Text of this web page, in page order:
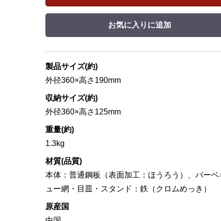
お気に入りに追加
製品サイズ(約)
外径360×高さ190mm
収納サイズ(約)
外径360×高さ125mm
重量(約)
1.3kg
材質(品質)
本体：普通鋼板（表面加工：ほうろう）、バーベ
ュー網・目皿・スタンド：鉄（クロムめっき）
原産国